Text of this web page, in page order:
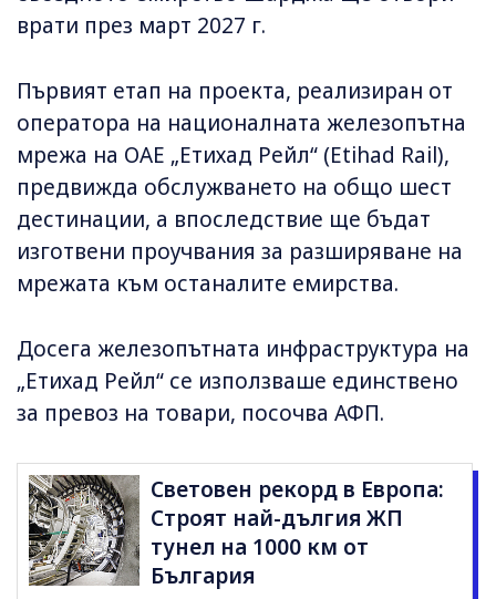
врати през март 2027 г.
Първият етап на проекта, реализиран от
оператора на националната железопътна
мрежа на ОАЕ „Етихад Рейл“ (Etihad Rail),
предвижда обслужването на общо шест
дестинации, а впоследствие ще бъдат
изготвени проучвания за разширяване на
мрежата към останалите емирства.
Досега железопътната инфраструктура на
„Етихад Рейл“ се използваше единствено
за превоз на товари, посочва АФП.
Световен рекорд в Европа:
Строят най-дългия ЖП
тунел на 1000 км от
България